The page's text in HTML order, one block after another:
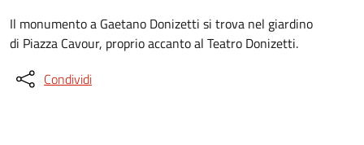
Il monumento a Gaetano Donizetti si trova nel giardino
di Piazza Cavour, proprio accanto al Teatro Donizetti.
Condividi